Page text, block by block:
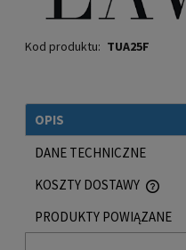
Kod produktu: TUA25F
OPIS
DANE TECHNICZNE
KOSZTY DOSTAWY
CENA NIE ZAWIERA
PRODUKTY POWIĄZANE